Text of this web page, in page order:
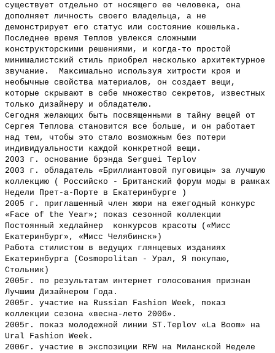
существует отдельно от носящего ее человека, она
дополняет личность своего владельца, а не
демонстрирует его статус или состояние кошелька.
Последнее время Теплов увлекся сложными
конструкторскими решениями, и когда-то простой
минималистский стиль приобрел несколько архитектурное
звучание. Максимально используя хитрости кроя и
необычные свойства материалов, он создает вещи,
которые скрывают в себе множество секретов, известных
только дизайнеру и обладателю.
Сегодня желающих быть посвященными в тайну вещей от
Сергея Теплова становится все больше, и он работает
над тем, чтобы это стало возможным без потери
индивидуальности каждой конкретной вещи.
2003 г. основание брэнда Serguei Teplov
2003 г. обладатель «Бриллиантовой пуговицы» за лучшую
коллекцию ( Российско - Британский форум моды в рамках
Недели Прет-а-Порте в Екатеринбурге )
2005 г. приглашенный член жюри на ежегодный конкурс
«Face of the Year»; показ сезонной коллекции
Постоянный хедлайнер конкурсов красоты («Мисс
Екатеринбург», «Мисс Челябинск»)
Работа стилистом в ведущих глянцевых изданиях
Екатеринбурга (Cosmopolitan - Урал, Я покупаю,
Стольник)
2005г. по результатам интернет голосования признан
Лучшим Дизайнером Года.
2005г. участие на Russian Fashion Week, показ
коллекции сезона «весна-лето 2006».
2005г. показ молодежной линии ST.Teplov «La Boom» на
Ural Fashion Week.
2006г. участие в экспозиции RFW на Миланской Неделе